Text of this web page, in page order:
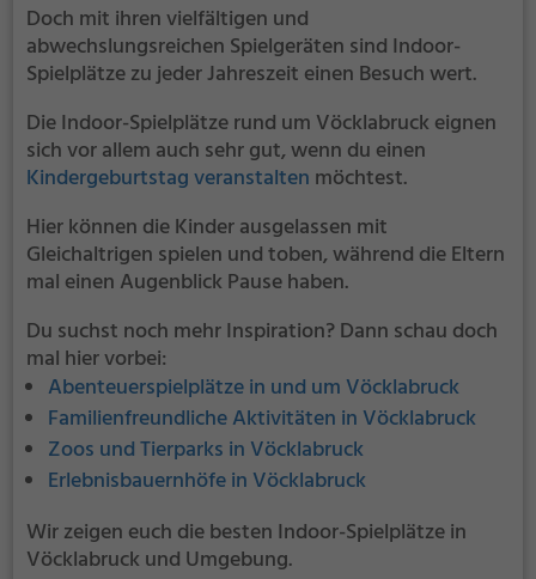
Doch mit ihren vielfältigen und
abwechslungsreichen Spielgeräten sind Indoor-
Spielplätze zu jeder Jahreszeit einen Besuch wert.
Die Indoor-Spielplätze rund um Vöcklabruck eignen
sich vor allem auch sehr gut, wenn du einen
Kindergeburtstag veranstalten möchtest.
Hier können die Kinder ausgelassen mit
Gleichaltrigen spielen und toben, während die Eltern
mal einen Augenblick Pause haben.
Du suchst noch mehr Inspiration? Dann schau doch
mal hier vorbei:
Abenteuerspielplätze in und um Vöcklabruck
Familienfreundliche Aktivitäten in Vöcklabruck
Zoos und Tierparks in Vöcklabruck
Erlebnisbauernhöfe in Vöcklabruck
Wir zeigen euch die besten Indoor-Spielplätze in
Vöcklabruck und Umgebung.